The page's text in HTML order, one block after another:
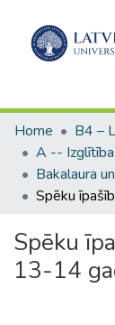
Home
Spēku
13-14